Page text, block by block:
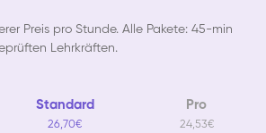
Preis pro Stunde. Alle Pakete: 45-min
Lehrkräften.
Standard
26,70€
Pro
24,53€